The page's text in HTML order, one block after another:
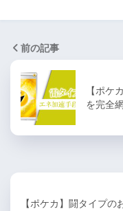
前の記事
【ポケ
を完全
【ポケカ】闘タイプ